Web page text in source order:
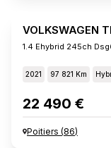
VOLKSWAGEN
1.4 Ehybrid 245ch
2021 97 821 Km
22 490 €
Poitiers (86)